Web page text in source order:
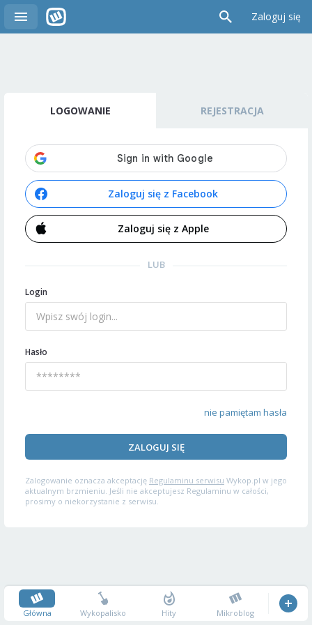
Zaloguj się
LOGOWANIE REJESTRACJA
Zaloguj się z Facebook
Zaloguj się z Apple
LUB
Login
Hasło
nie pamiętam hasła
ZALOGUJ SIĘ
Zalogowanie oznacza akceptację Regulaminu serwisu Wykop.pl w jego
aktualnym brzmieniu. Jeśli nie akceptujesz Regulaminu w całości,
prosimy o niekorzystanie z serwisu.
Główna Wykopalisko Hity Mikroblog